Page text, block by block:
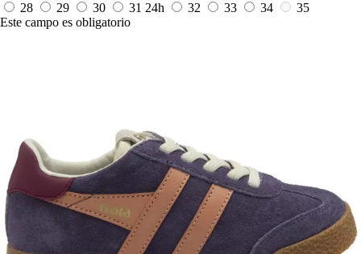
28
29 30 31 24h 32 33 34
35
Este campo es obligatorio